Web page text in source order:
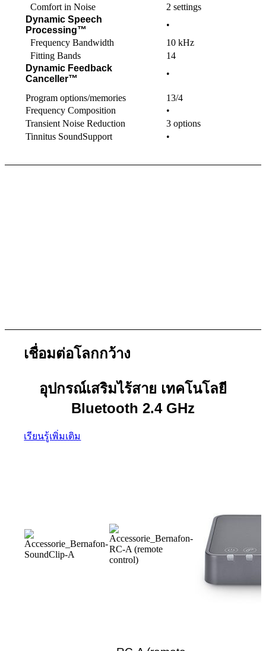
Comfort in Noise
2 settings
Dynamic Speech
Processing™
•
Frequency Bandwidth
10 kHz
Fitting Bands
14
Dynamic Feedback
Canceller™
•
Program options/memories
13/4
Frequency Composition
•
Transient Noise Reduction
3 options
Tinnitus SoundSupport
•
เชื่อมต่อโลกกว้าง
อุปกรณ์เสริมไร้สาย เทคโนโลยี
Bluetooth 2.4 GHz
เรียนรู้เพิ่มเติม